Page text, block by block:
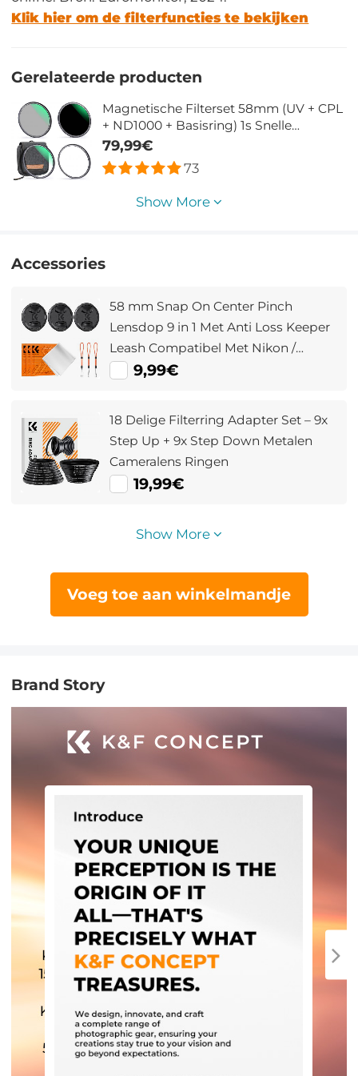
Klik hier om de filterfuncties te bekijken
Gerelateerde producten
Magnetische Filterset 58mm (UV + CPL
+ ND1000 + Basisring) 1s Snelle
Installatie met 28 Lagen Coating - Nano
Xcel Serie
79,99€
73
Show More
Accessories
58 mm Snap On Center Pinch
Lensdop 9 in 1 Met Anti Loss Keeper
Leash Compatibel Met Nikon /
Canon / Sony / Fujifilm Cameralenzen
9,99€
18 Delige Filterring Adapter Set – 9x
Step Up + 9x Step Down Metalen
Cameralens Ringen
19,99€
Show More
Voeg toe aan winkelmandje
Brand Story